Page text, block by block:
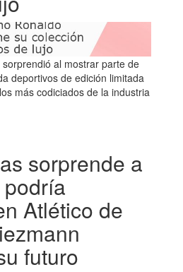
al mostrar parte de
deportivos de edición limitada
más codiciados de la industria
sorprende a
Atlético de
futuro